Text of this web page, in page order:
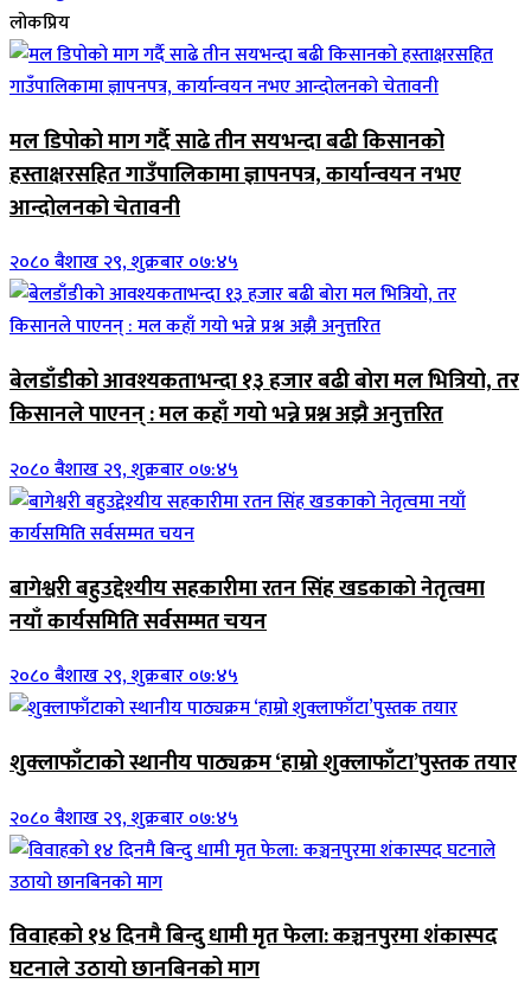
लोकप्रिय
मल डिपोको माग गर्दै साढे तीन सयभन्दा बढी किसानको
हस्ताक्षरसहित गाउँपालिकामा ज्ञापनपत्र, कार्यान्वयन नभए
आन्दोलनको चेतावनी
२०८० बैशाख २९, शुक्रबार ०७:४५
बेलडाँडीको आवश्यकताभन्दा १३ हजार बढी बोरा मल भित्रियो, तर
किसानले पाएनन् : मल कहाँ गयो भन्ने प्रश्न अझै अनुत्तरित
२०८० बैशाख २९, शुक्रबार ०७:४५
बागेश्वरी बहुउद्देश्यीय सहकारीमा रतन सिंह खडकाको नेतृत्वमा
नयाँ कार्यसमिति सर्वसम्मत चयन
२०८० बैशाख २९, शुक्रबार ०७:४५
शुक्लाफाँटाको स्थानीय पाठ्यक्रम ‘हाम्रो शुक्लाफाँटा’पुस्तक तयार
२०८० बैशाख २९, शुक्रबार ०७:४५
विवाहको १४ दिनमै बिन्दु धामी मृत फेला: कञ्चनपुरमा शंकास्पद
घटनाले उठायो छानबिनको माग